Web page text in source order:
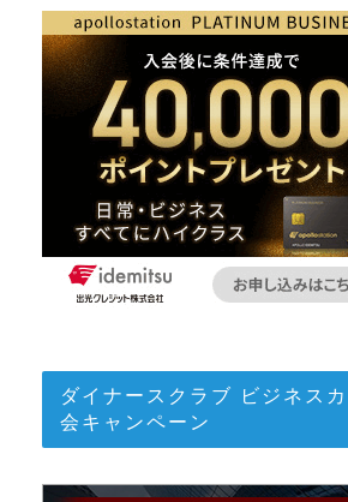
ダイナースクラブ ビジネス
会キャンペーン